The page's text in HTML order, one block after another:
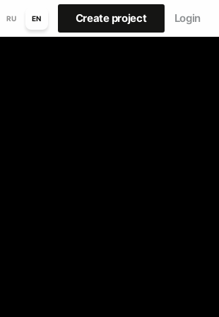
RU EN Create project Login